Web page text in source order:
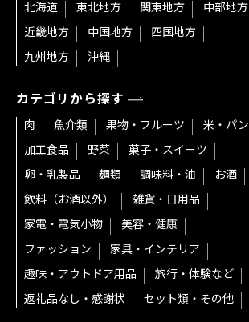
北海道 東北地方 関東地方
中部地方
近畿地方
中国地方
四国地方
九州地方
沖縄
カテゴリから探す
肉 魚介類 果物・フルーツ
米・パン
加工食品
野菜
菓子・スイーツ
卵・乳製品
麺類 調味料・油
お酒
飲料（お酒以外）
雑貨・日用品
家電・電気小物
美容・健康
ファッション
家具・インテリア
趣味・アウトドア用品
旅行・体験など
返礼品なし・感謝状
セット類・その他